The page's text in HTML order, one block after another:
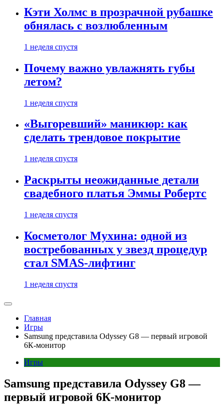
Кэти Холмс в прозрачной рубашке
обнялась с возлюбленным
1 неделя спустя
Почему важно увлажнять губы
летом?
1 неделя спустя
«Выгоревший» маникюр: как
сделать трендовое покрытие
1 неделя спустя
Раскрыты неожиданные детали
свадебного платья Эммы Робертс
1 неделя спустя
Косметолог Мухина: одной из
востребованных у звезд процедур
стал SMAS-лифтинг
1 неделя спустя
Главная
Игры
Samsung представила Odyssey G8 — первый игровой
6К-монитор
Игры
Samsung представила Odyssey G8 —
первый игровой 6К-монитор